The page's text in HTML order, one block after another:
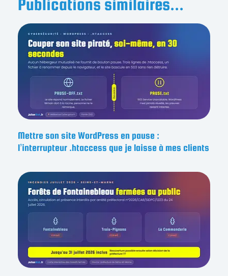
Publications similaires...
Mettre son site WordPress en pause :
l’interrupteur .htaccess que je laisse à mes clients